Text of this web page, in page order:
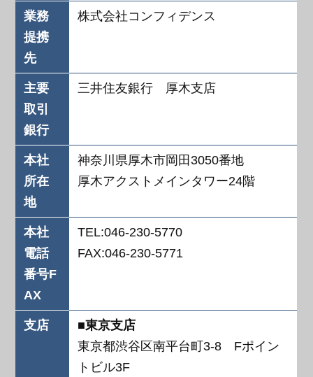
業務
提携
先
株式会社コンフィデンス
主要
取引
銀行
三井住友銀行 厚木支店
本社
所在
地
神奈川県厚木市岡田3050番地
厚木アクストメインタワー24階
本社
電話
番号F
AX
TEL:046-230-5770
FAX:046-230-5771
支店
■東京支店
東京都渋谷区南平台町3-8 Fポイン
トビル3F